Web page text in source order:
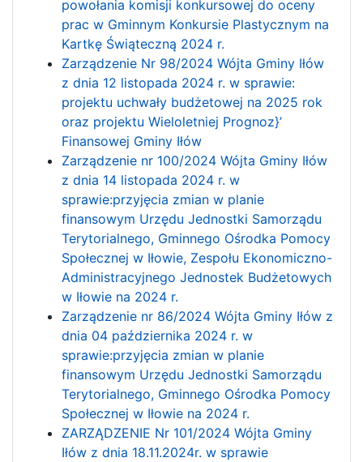
powołania komisji konkursowej do oceny
prac w Gminnym Konkursie Plastycznym na
Kartkę Świąteczną 2024 r.
Zarządzenie Nr 98/2024 Wójta Gminy Iłów
z dnia 12 listopada 2024 r. w sprawie:
projektu uchwały budżetowej na 2025 rok
oraz projektu Wieloletniej Prognoz}’
Finansowej Gminy Iłów
Zarządzenie nr 100/2024 Wójta Gminy Iłów
z dnia 14 listopada 2024 r. w
sprawie:przyjęcia zmian w planie
finansowym Urzędu Jednostki Samorządu
Terytorialnego, Gminnego Ośrodka Pomocy
Społecznej w Iłowie, Zespołu Ekonomiczno-
Administracyjnego Jednostek Budżetowych
w Iłowie na 2024 r.
Zarządzenie nr 86/2024 Wójta Gminy Iłów z
dnia 04 października 2024 r. w
sprawie:przyjęcia zmian w planie
finansowym Urzędu Jednostki Samorządu
Terytorialnego, Gminnego Ośrodka Pomocy
Społecznej w Iłowie na 2024 r.
ZARZĄDZENIE Nr 101/2024 Wójta Gminy
Iłów z dnia 18.11.2024r. w sprawie